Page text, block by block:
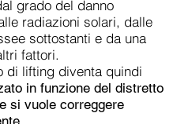
grado del danno
radiazioni solari, dalle
sottostanti e da una
fattori.
di lifting diventa quindi
in funzione del distretto
si vuole correggere
.